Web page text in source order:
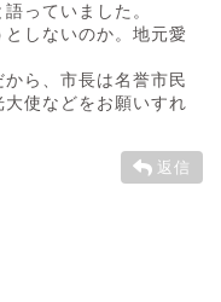
っていました。
しないのか。地元愛
ら、市長は名誉市民
使などをお願いすれ
返信